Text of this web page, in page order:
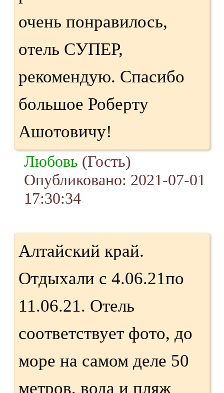
очень понравилось,
отель СУПЕР,
рекомендую. Спасибо
большое Роберту
Ашотовичу!
Любовь (Гость)
Опубликовано: 2021-07-01
17:30:34
Алтайский край.
Отдыхали с 4.06.21по
11.06.21. Отель
соответствует фото, до
море на самом деле 50
метров, вода и пляж